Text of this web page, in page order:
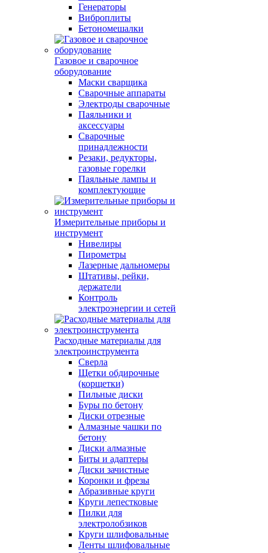
Генераторы
Виброплиты
Бетономешалки
Газовое и сварочное
оборудование
Маски сварщика
Сварочные аппараты
Электроды сварочные
Паяльники и
аксессуары
Сварочные
принадлежности
Резаки, редукторы,
газовые горелки
Паяльные лампы и
комплектующие
Измерительные приборы и
инструмент
Нивелиры
Пирометры
Лазерные дальномеры
Штативы, рейки,
держатели
Контроль
электроэнергии и сетей
Расходные материалы для
электроинструмента
Сверла
Щетки обдирочные
(корщетки)
Пильные диски
Буры по бетону
Диски отрезные
Алмазные чашки по
бетону
Диски алмазные
Биты и адаптеры
Диски зачистные
Коронки и фрезы
Абразивные круги
Круги лепестковые
Пилки для
электролобзиков
Круги шлифовальные
Ленты шлифовальные